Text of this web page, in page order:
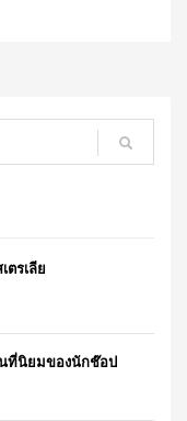
ตรเลีย
นที่นิยมของนักช๊อป